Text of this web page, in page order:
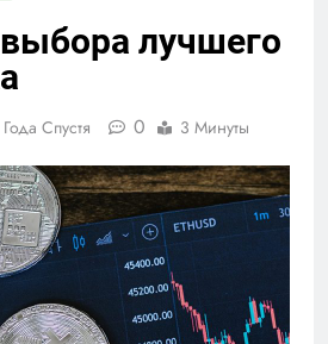
лучшего
Спустя 0 3 Минуты